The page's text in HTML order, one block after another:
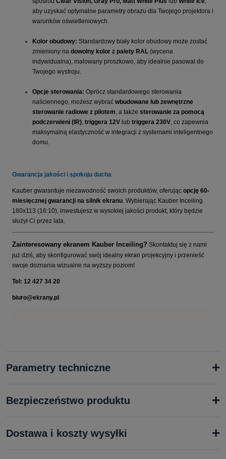
aby uzyskać optymalne parametry obrazu dla Twojego projektora i
warunków oświetleniowych.
Kolor obudowy: Standardowy biały kolor obudowy może zostać
zmieniony na dowolny kolor z palety RAL (wycena
indywidualna), malowany proszkowo, aby idealnie pasował do
Twojego wystroju.
Opcje sterowania: Oprócz standardowego sterowania
naściennego, możesz wybrać wbudowane lub zewnętrzne
sterowanie radiowe z pilotem, a także sterowanie za pomocą
podczerwieni (IR), triggera 12V lub triggera 230V, co zapewnia
maksymalną elastyczność w integracji z systemami inteligentnego
domu.
Gwarancja jakości i spokoju ducha
Kauber gwarantuje niezawodność swoich produktów, oferując opcję 60-
miesięcznej gwarancji na silnik ekranu. Wybierając Kauber Inceiling
180x113 (16:10), inwestujesz w wysokiej jakości produkt, który będzie
służył Ci przez lata.
Zainteresowany ekranem Kauber Inceiling? Skontaktuj się z nami
już dziś, aby skonfigurować swój idealny ekran projekcyjny i przenieść
swoje doznania wizualne na wyższy poziom!
Tel: 12 427 34 20
biuro@ekrany.pl
Parametry techniczne +
Bezpieczeństwo produktu +
Dostawa i koszty wysyłki +